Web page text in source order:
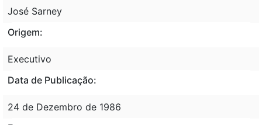
José Sarney
Origem:
Executivo
Data de Publicação:
24 de Dezembro de 1986